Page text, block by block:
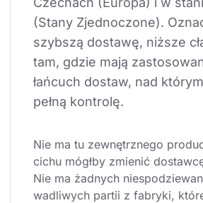
(Stany Zjednoczone).
szybszą dostawę, niższe
tam, gdzie mają
łańcuch dostaw, nad
pełną kontrolę.
Nie ma tu zewnętrznego
cichu mógłby zmienić
Nie ma żadnych
wadliwych partii z fabryki,